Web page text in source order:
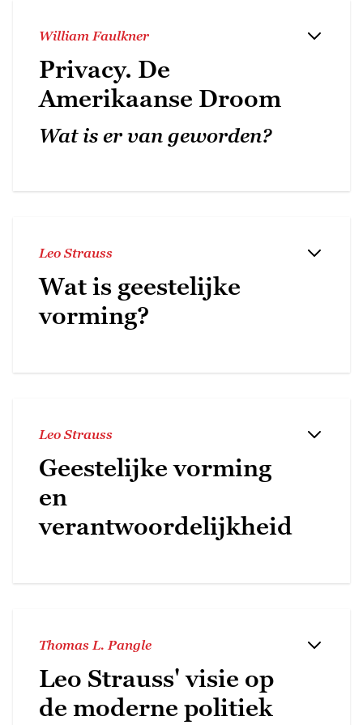
William Faulkner
Privacy. De
Amerikaanse Droom
Wat is er van geworden?
Leo Strauss
Wat is geestelijke
vorming?
Leo Strauss
Geestelijke vorming
en
verantwoordelijkheid
Thomas L. Pangle
Leo Strauss' visie op
de moderne politiek